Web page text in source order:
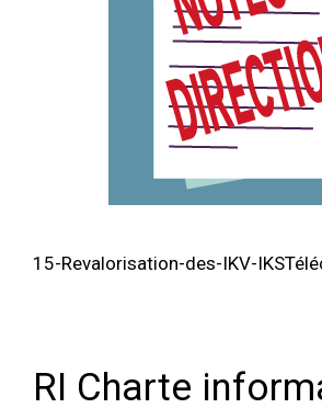
15-Revalorisation-des-IKV-
RI Charte